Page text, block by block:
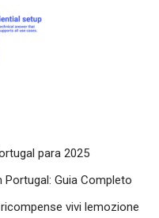
para 2025
Guia Completo
vivi lemozione